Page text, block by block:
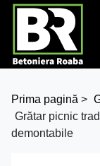
Prima pagină >
Grătar picnic
demontabile